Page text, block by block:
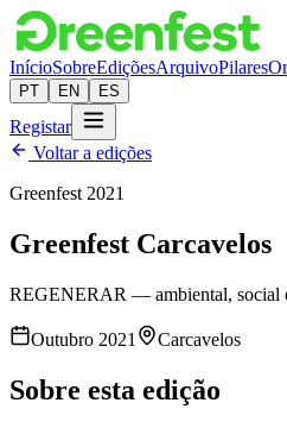
InícioSobreEdiçõesArquivoPilares
PT EN ES
Registar
Voltar a edições
Greenfest 2021
Greenfest Carcavelos
REGENERAR — ambiental, social
Outubro 2021 Carcavelos
Sobre esta edição